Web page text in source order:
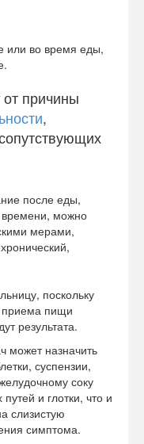
или во время еды,
причины
,
после еды,
времени, можно
мерами,
поскольку
приема пищи
результата.
может назначить
суспензии,
соку
и глотки, что и
слизистую
симптома.